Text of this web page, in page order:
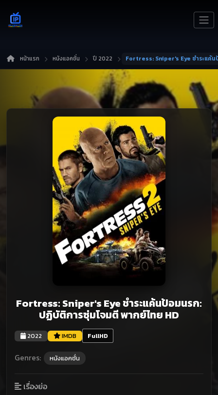
หน้าแรก หนังแอคชั่น ปี 2022
Fortress: Sniper's Eye ชำระแค้นป้อมนรก:
ปฏิบัติการซุ่มโจมตี พากย์ไทย HD
2022 IMDB FullHD
Genres: หนังแอคชั่น
เรื่องย่อ